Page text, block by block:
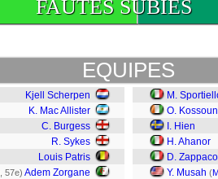
FAUTES SUBIES
EQUIPES
Kjell Scherpen
K. Mac Allister
C. Burgess
R. Sykes
Louis Patris
, 57e) Adem Zorgane
M.
O.
I. Hien
H. Ahanor
D.
Y. Musah (